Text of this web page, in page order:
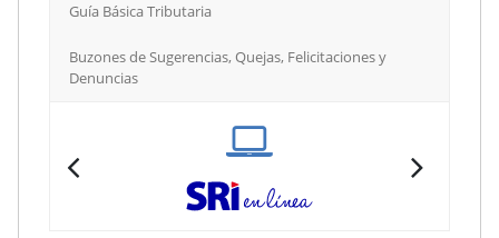
Guía Básica Tributaria
Buzones de Sugerencias, Quejas, Felicitaciones y
Denuncias